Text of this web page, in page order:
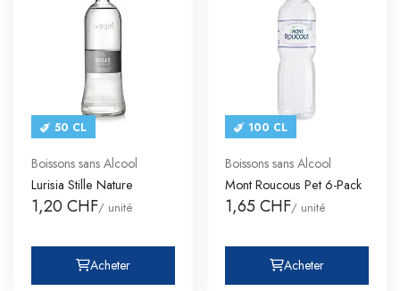
50 CL
Boissons sans Alcool
Lurisia Stille Nature
1,20 CHF/ unité
Acheter
100 CL
Boissons sans Alcool
Mont Roucous Pet 6-Pack
1,65 CHF/ unité
Acheter